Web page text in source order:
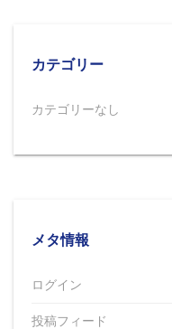
カテゴリー
カテゴリーなし
メタ情報
ログイン
投稿フィード